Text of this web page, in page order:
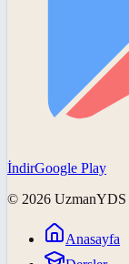
İndirGoogle Play
© 2026 UzmanYDS
Anasayfa